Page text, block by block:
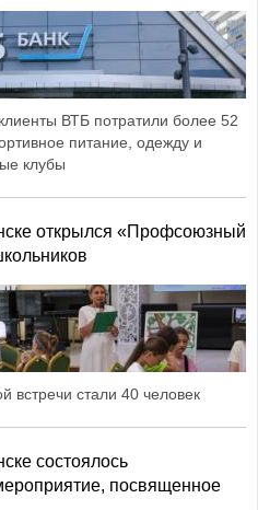
ВТБ потратили более 52
питание, одежду и
клубы
открылся «Профсоюзный
встречи стали 40 человек
состоялось
посвященное